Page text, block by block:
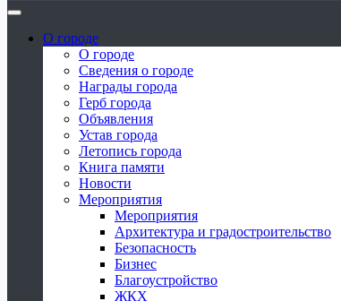
О городе
О городе
Сведения о городе
Награды города
Герб города
Объявления
Устав города
Летопись города
Книга памяти
Новости
Мероприятия
Мероприятия
Архитектура и градостроительство
Безопасность
Бизнес
Благоустройство
ЖКХ